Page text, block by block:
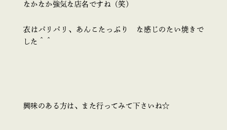
なかなか強気な店名ですね（笑）
衣はパリパリ、あんこたっぷり な感じのたい焼きで
した＾＾
興味のある方は、また行ってみて下さいね☆